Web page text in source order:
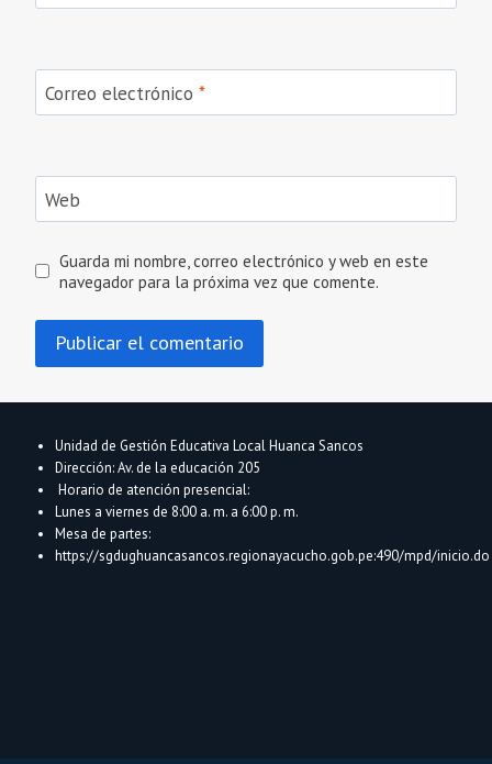
Correo electrónico *
Web
Guarda mi nombre, correo electrónico y web en este
navegador para la próxima vez que comente.
Unidad de Gestión Educativa Local Huanca Sancos
Dirección: Av. de la educación 205
Horario de atención presencial:
Lunes a viernes de 8:00 a. m. a 6:00 p. m.
Mesa de partes:
https://sgdughuancasancos.regionayacucho.gob.pe:490/mpd/inicio.do